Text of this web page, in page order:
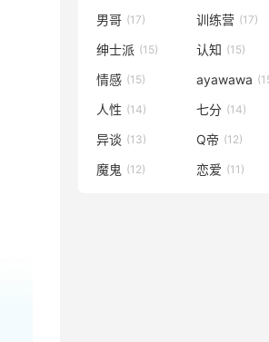
男哥 (17) 训练营 (17)
绅士派 (15) 认知 (15)
情感 (15) ayawawa
人性 (14) 七分 (14)
异谈 (13) Q帝 (12)
魔鬼 (12) 恋爱 (11)